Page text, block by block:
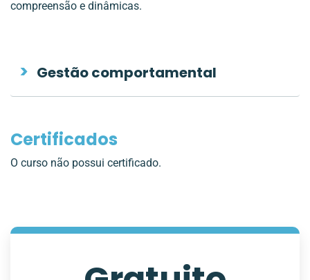
compreensão e dinâmicas.
Gestão comportamental
Certificados
O curso não possui certificado.